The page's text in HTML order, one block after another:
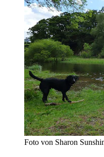
Foto von Sharon